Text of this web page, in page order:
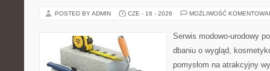
POSTED BY ADMIN CZE - 16 - 2026 MOŻLIWOŚĆ
Serwis modowo-urodowy
dbaniu o wygląd,
pomysłom na atrakcyjny